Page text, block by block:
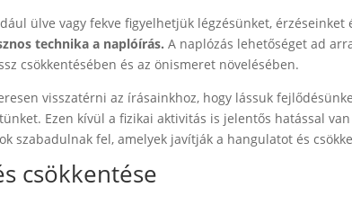
ülve vagy fekve figyelhetjük légzésünket, érzéseinket
technika a naplóírás. A naplózás lehetőséget ad
csökkentésében és az önismeret növelésében.
visszatérni az írásainkhoz, hogy lássuk
Ezen kívül a fizikai aktivitás is jelentős hatással
szabadulnak fel, amelyek javítják a hangulatot és
csökkentése